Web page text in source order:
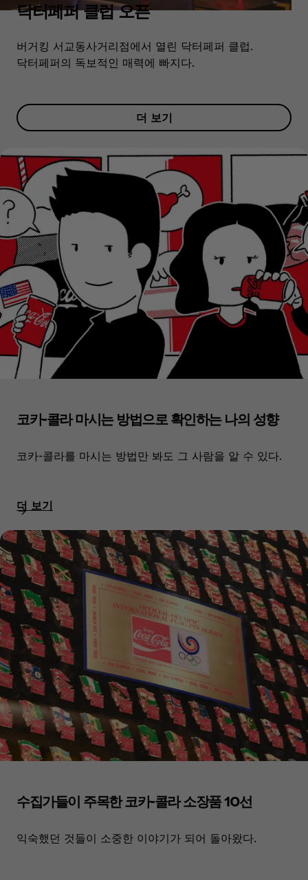
닥터페퍼 클럽 오픈
버거킹 서교동사거리점에서 열린 닥터페퍼 클럽.
닥터페퍼의 독보적인 매력에 빠지다.
더 보기
코카-콜라 마시는 방법으로 확인하는 나의 성향
코카-콜라를 마시는 방법만 봐도 그 사람을 알 수 있다.
더 보기​
수집가들이 주목한 코카-콜라 소장품 10선
익숙했던 것들이 소중한 이야기가 되어 돌아왔다.